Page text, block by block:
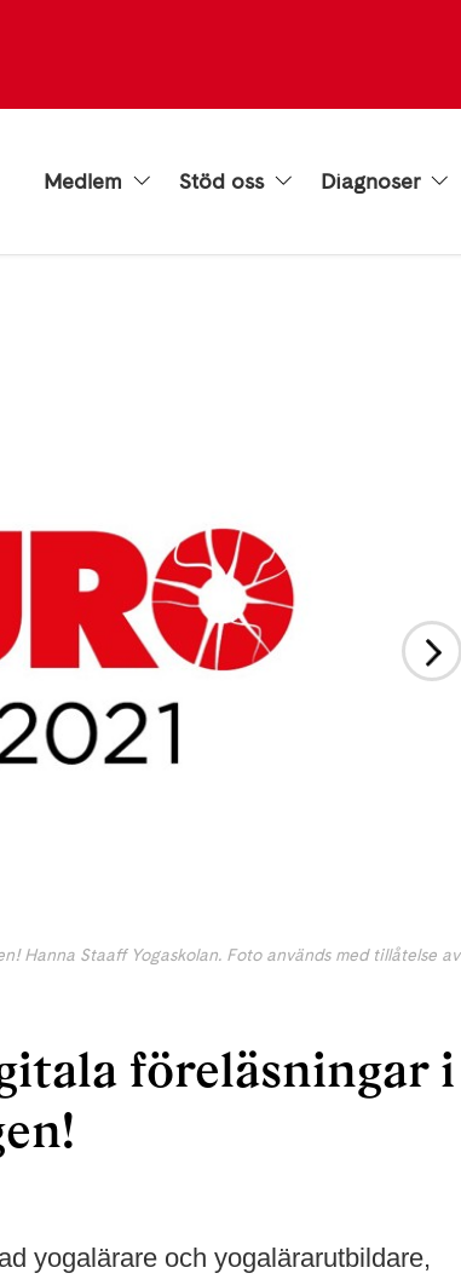
Medlem Stöd oss Diagnoser
Hanna Staaff Yogaskolan. Foto används med tillåtelse av
föreläsningar i
yogalärare och yogalärarutbildare,